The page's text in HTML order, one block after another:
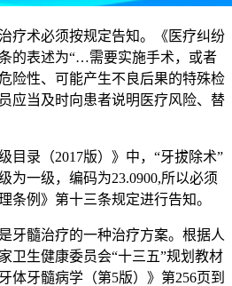
疗术必须按规定告知。《医疗纠纷
的表述为“…需要实施手术，或者
险性、可能产生不良后果的特殊检
应当及时向患者说明医疗风险、替
目录（2017版）》中，“牙拔除术”
为一级，编码为23.0900,所以必须
条例》第十三条规定进行告知。
牙髓治疗的一种治疗方案。根据人
卫生健康委员会“十三五”规划教材
体牙髓病学（第5版）》第256页到